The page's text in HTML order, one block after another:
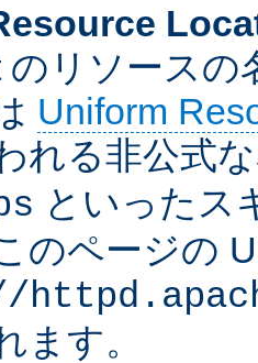
のリソース
Uniform
れる非公式
といったス
のページの
ます。